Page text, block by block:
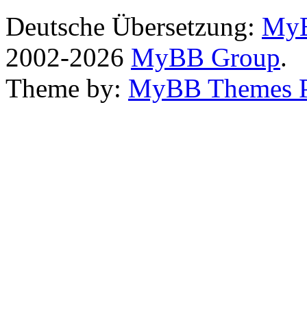
Deutsche Übersetzung:
2002-2026 MyBB Group.
Theme by: MyBB Themes